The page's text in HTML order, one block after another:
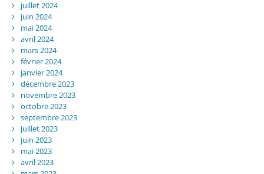
juillet 2024
juin 2024
mai 2024
avril 2024
mars 2024
février 2024
janvier 2024
décembre 2023
novembre 2023
octobre 2023
septembre 2023
juillet 2023
juin 2023
mai 2023
avril 2023